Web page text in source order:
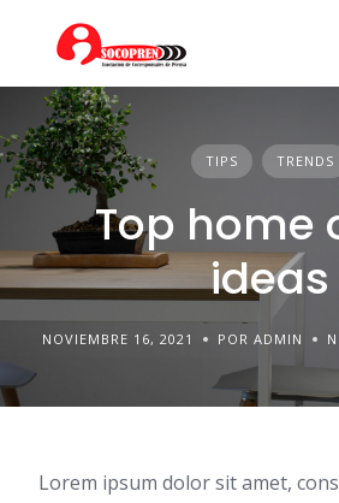
TIPS TRENDS
Top home
ideas
NOVIEMBRE 16, 2021 POR ADMIN
Lorem ipsum dolor sit amet,